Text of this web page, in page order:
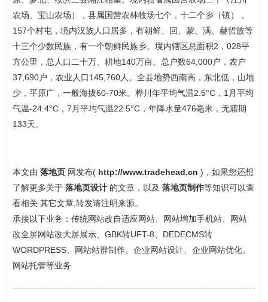
农场、宝山农场），县属国营农林牧场七个，十二个乡（镇），
157个村屯，境内汉族人口居多，有朝鲜、回、蒙、满、赫哲族等
十三个少数民族，有一个朝鲜民族乡。境内辖区总面积2，028平
方公里，总人口二十万、耕地140万亩。总户数64,000户，农户
37,690户，农业人口145,760人。全县地势西南高，东北低，山地
少，平原广，一般海拔60-70米。桦川年平均气温2.5°C，1月平均
气温-24.4°C，7月平均气温22.5°C，年降水量476毫米，无霜期
133天。
本文由 落地页 网发布( http://www.tradehead.cn )，如果您还想
了解更多关于 落地页设计 的文章，以及 落地页制作等知识可以查
看相关 其它文章,转发请注明来源。
承接以下业务：传统网站改自适应网站、网站增加手机站、网站
改全屏网站改大屏展示、GBK转UFT-8、DEDECMS转
WORDPRESS、网站站群制作、企业网站设计、企业网站优化、
网站托管等业务